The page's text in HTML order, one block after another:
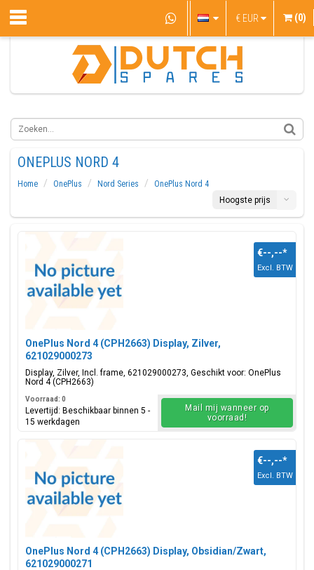
€ EUR (0)
ONEPLUS NORD 4
Home OnePlus Nord Series
OnePlus Nord 4
Hoogste prijs
OnePlus Nord 4 (CPH2663) Display, Zilver,
621029000273
Display, Zilver, Incl. frame, 621029000273, Geschikt voor: OnePlus
Nord 4 (CPH2663)
€--,--*
Excl. BTW
Voorraad: 0
Levertijd: Beschikbaar binnen 5 -
15 werkdagen
Mail mij wanneer op
voorraad!
OnePlus Nord 4 (CPH2663) Display, Obsidian/Zwart,
621029000271
€--,--*
Excl. BTW